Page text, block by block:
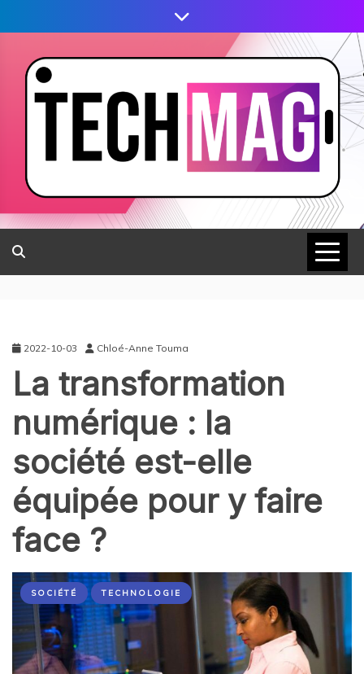
2022-10-03 Chloé-Anne Touma
La transformation
numérique : la
société est-elle
équipée pour y faire
face ?
SOCIÉTÉ TECHNOLOGIE